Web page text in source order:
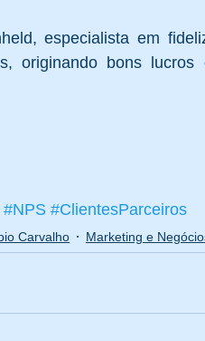
especialista em
originando bons
#NPS #ClientesParceiros
Carvalho Marketing e